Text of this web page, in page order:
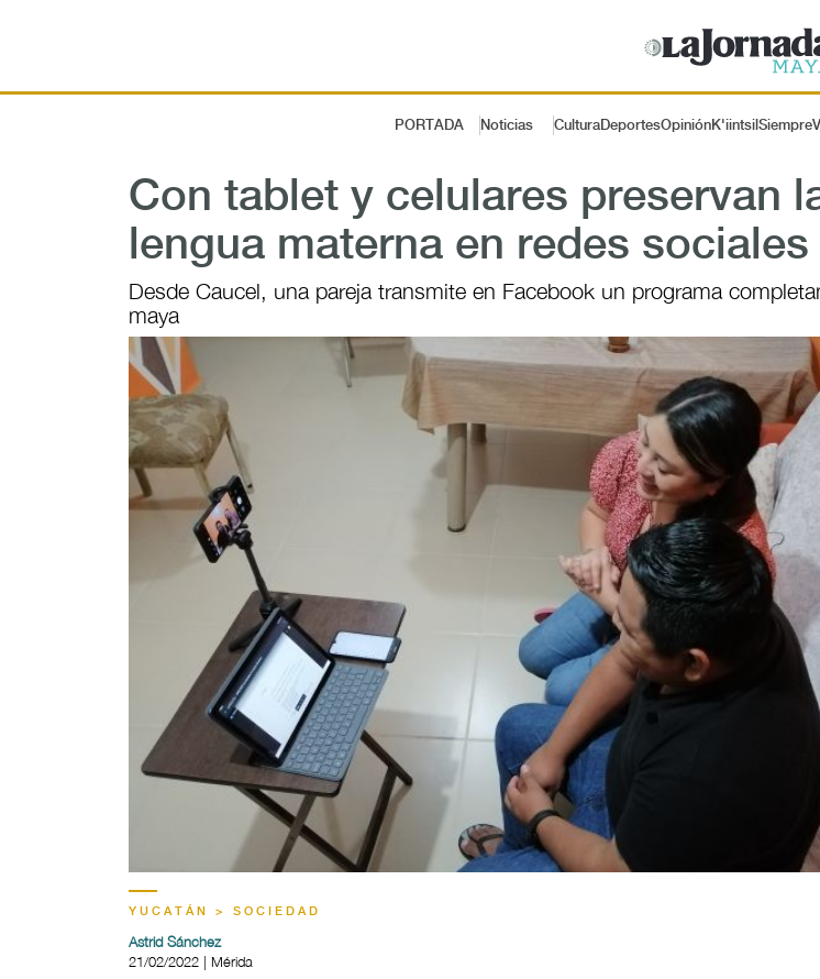
PORTADA Noticias CulturaDeportesOpiniónK'iintsil
Con tablet y celulares preservan
lengua materna en redes sociales
Desde Caucel, una pareja transmite en Facebook un programa
maya
YUCATÁN > SOCIEDAD
Astrid Sánchez
21/02/2022 | Mérida